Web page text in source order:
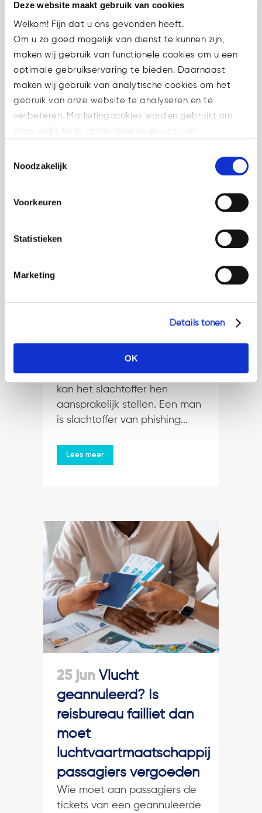
Deze website maakt gebruik van cookies
Welkom! Fijn dat u ons gevonden heeft.
Om u zo goed mogelijk van dienst te kunnen zijn,
maken wij gebruik van functionele cookies om u een
optimale gebruikservaring te bieden. Daarnaast
maken wij gebruik van analytische cookies om het
gebruik van onze website te analyseren en te
verbeteren. Marketingcookies worden gebruikt om
Welke cookies wij gebruiken, ziet u in de cookiebalk
hieronder. Mocht u meer informatie willen over onze
op: https://watsonlaw.nl/privacy/
Noodzakelijk
Voorkeuren
Statistieken
Marketing
Details tonen
OK
27 jun
het cryptoplatform waarop de
frauderende gebruikers actief
zijn verplichten hun NAW-
gegevens prijs te geven. Dan
kan het slachtoffer hen
aansprakelijk stellen. Een man
is slachtoffer van phishing...
Lees meer
25 jun Vlucht
geannuleerd? Is
reisbureau failliet dan
moet
luchtvaartmaatschappij
passagiers vergoeden
Wie moet aan passagiers de
tickets van een geannuleerde